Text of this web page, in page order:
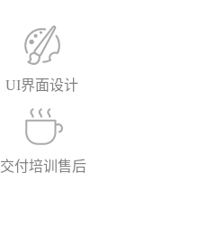
UI界面设计
交付培训售后